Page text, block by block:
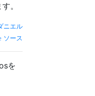
。
ニエル
ソース
を